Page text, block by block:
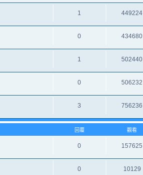
1 449224
0 434680
1 502440
0 506232
3 756236
回覆 觀看
0 157625
0 10129